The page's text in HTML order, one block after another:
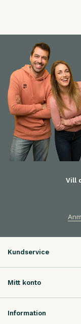
Vill
Kundservice
Mitt konto
Information